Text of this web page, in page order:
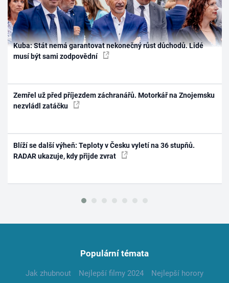
Kuba: Stát nemá garantovat nekonečný růst důchodů. Lidé
musí být sami zodpovědní
Zemřel už před příjezdem záchranářů. Motorkář na Znojemsku
nezvládl zatáčku
Blíží se další výheň: Teploty v Česku vyletí na 36 stupňů.
RADAR ukazuje, kdy přijde zvrat
Populární témata
Jak zhubnout Nejlepší filmy 2024
Nejlepší horory